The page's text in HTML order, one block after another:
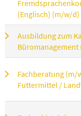
(Englisch) (m/w/d)
Ausbildung zum
Fachberatung (m/
Futtermittel /